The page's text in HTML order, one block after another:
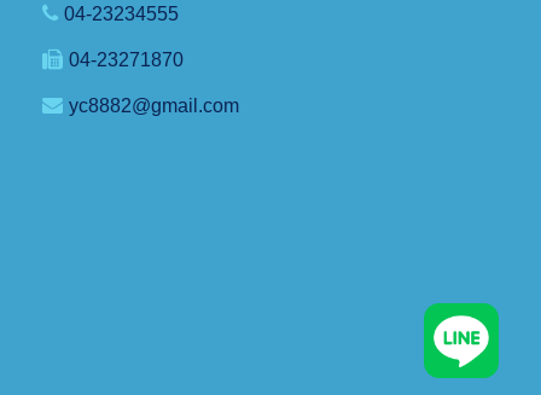
04-23234555
04-23271870
yc8882@gmail.com